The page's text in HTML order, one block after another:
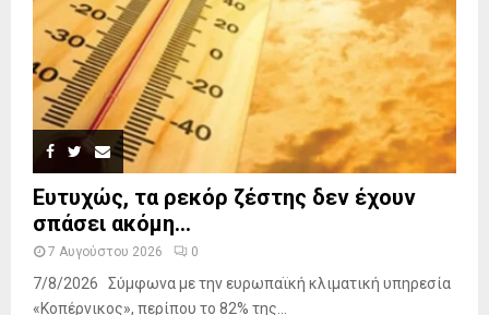
Ευτυχώς, τα ρεκόρ ζέστης δεν έχουν
σπάσει ακόμη...
7 Αυγούστου 2026 0
7/8/2026 Σύμφωνα με την ευρωπαϊκή κλιματική υπηρεσία
«Κοπέρνικος», περίπου το 82% της...